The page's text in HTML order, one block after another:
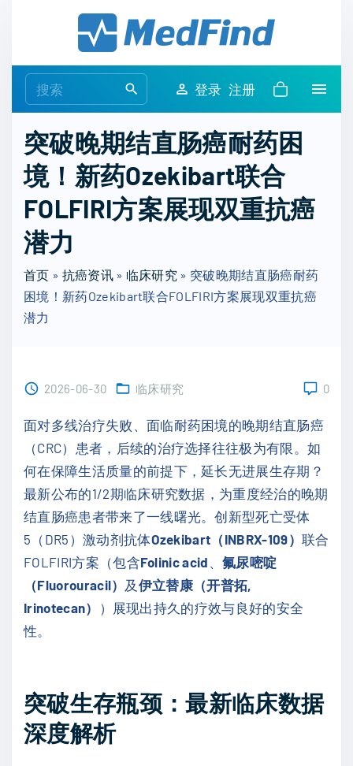
e
r
c
h
f
:
登录 注册
突破晚期结直肠癌耐药困
境！新药Ozekibart联合
FOLFIRI方案展现双重抗癌
潜力
首页 » 抗癌资讯» 临床研究 » 突破晚期结直肠癌耐药
困境！新药Ozekibart联合FOLFIRI方案展现双重抗癌
潜力
2026-06-30 临床研究 0
面对多线治疗失败、面临耐药困境的晚期结直肠癌
（CRC）患者，后续的治疗选择往往极为有限。如
何在保障生活质量的前提下，延长无进展生存期？
最新公布的1/2期临床研究数据，为重度经治的晚期
结直肠癌患者带来了一线曙光。创新型死亡受体
5（DR5）激动剂抗体Ozekibart（INBRX-109） 联合
FOLFIRI方案（包含Folinic acid 、氟尿嘧啶
（Fluorouracil） 及 伊立替康（开普拓,
Irinotecan）
）展现出持久的疗效与良好的安全
性。
突破生存瓶颈：最新临床数据
深度解析